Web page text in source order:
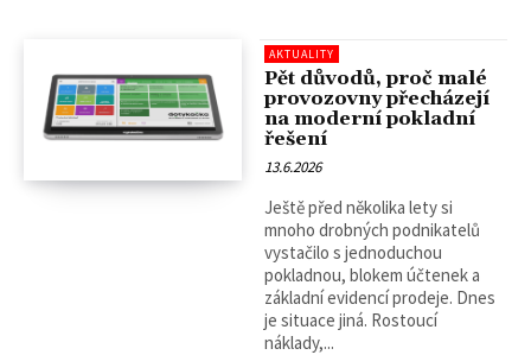
AKTUALITY
Pět důvodů, proč malé
provozovny přecházejí
na moderní pokladní
řešení
13.6.2026
Ještě před několika lety si
mnoho drobných podnikatelů
vystačilo s jednoduchou
pokladnou, blokem účtenek a
základní evidencí prodeje. Dnes
je situace jiná. Rostoucí
náklady,...